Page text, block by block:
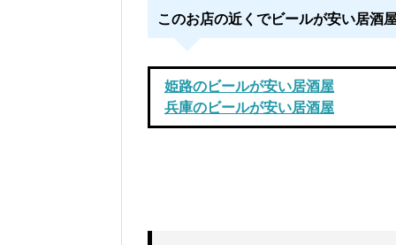
このお店の近くでビールが安い居酒
姫路のビールが安い居酒屋
兵庫のビールが安い居酒屋